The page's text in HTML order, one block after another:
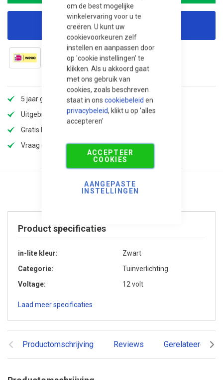
om de best mogelijke
winkelervaring voor u te
creëren. U kunt uw
cookievoorkeuren zelf
instellen en aanpassen door
op 'cookie instellingen' te
klikken. Als u akkoord gaat
met ons gebruik van
cookies, zoals beschreven
staat in ons cookiebeleid en
privacybeleid, klikt u op 'alles
accepteren'
ACCEPTEER
COOKIES
AANGEPASTE
INSTELLINGEN
Korting aanvragen
5 jaar garantie
Uitgebreid assortiment
Gratis bezorging
Vraag offerte aan voor extra korting!
Productomschrijving Reviews Gerelateerde
Product specificaties
in-lite kleur
Zwart
Categorie
Tuinverlichting
Voltage
12 volt
Laad meer specificaties